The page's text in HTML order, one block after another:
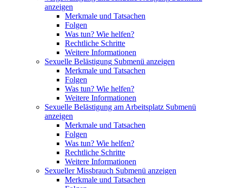
anzeigen
Merkmale und Tatsachen
Folgen
Was tun? Wie helfen?
Rechtliche Schritte
Weitere Informationen
Sexuelle Belästigung Submenü anzeigen
Merkmale und Tatsachen
Folgen
Was tun? Wie helfen?
Weitere Informationen
Sexuelle Belästigung am Arbeitsplatz Submenü
anzeigen
Merkmale und Tatsachen
Folgen
Was tun? Wie helfen?
Rechtliche Schritte
Weitere Informationen
Sexueller Missbrauch Submenü anzeigen
Merkmale und Tatsachen